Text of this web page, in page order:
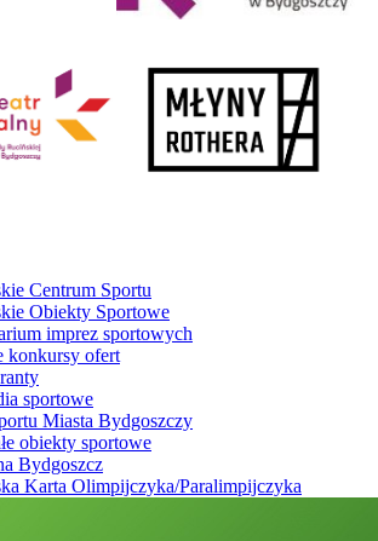
Centrum Sportu
Obiekty Sportowe
imprez sportowych
konkursy ofert
sportowe
Miasta Bydgoszczy
obiekty sportowe
Bydgoszcz
Karta Olimpijczyka/Paralimpijczyka